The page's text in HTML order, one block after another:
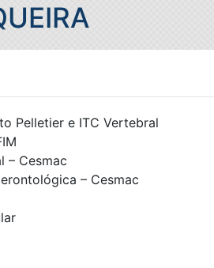
Pelletier e ITC Vertebral
– Cesmac
– Cesmac